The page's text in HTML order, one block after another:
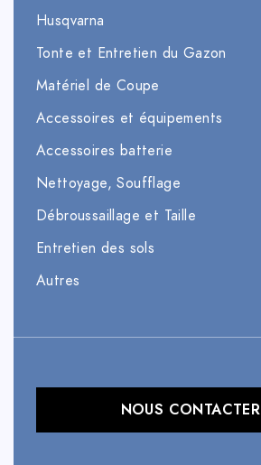
Husqvarna
Tonte et Entretien du Gazon
Matériel de Coupe
Accessoires et équipements
Accessoires batterie
Nettoyage, Soufflage
Débroussaillage et Taille
Entretien des sols
Autres
NOUS CONTACTER